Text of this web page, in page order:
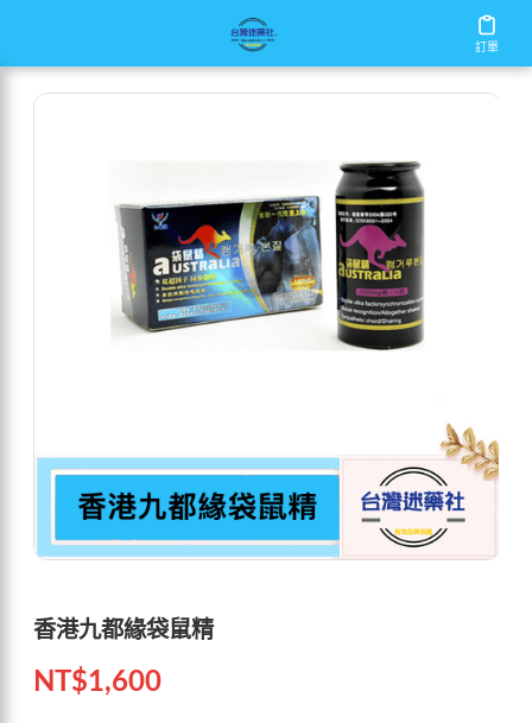
訂單
訂單
/ 香港九都緣袋鼠精
香港九都緣袋鼠精
NT$1,600